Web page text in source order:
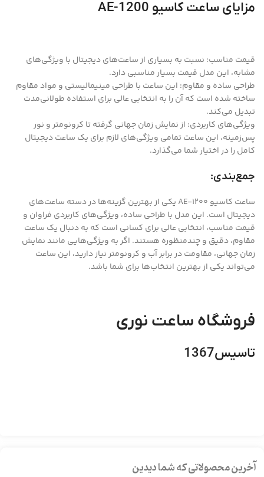
مزایای ساعت کاسیو AE-1200
قیمت مناسب: نسبت به بسیاری از ساعت‌های دیجیتال با ویژگی‌های
مشابه، این مدل قیمت بسیار مناسبی دارد.
طراحی ساده و مقاوم: این ساعت با طراحی مینیمالیستی و مواد مقاوم
ساخته شده است که آن را به انتخابی عالی برای استفاده طولانی‌مدت
تبدیل می‌کند.
ویژگی‌های کاربردی: از نمایش زمان جهانی گرفته تا کرونومتر و نور
پس‌زمینه، این ساعت تمامی ویژگی‌های لازم برای یک ساعت دیجیتال
کامل را در اختیار شما می‌گذارد.
جمع‌بندی:
ساعت کاسیو AE-1200 یکی از بهترین گزینه‌ها در دسته ساعت‌های
دیجیتال است. این مدل با طراحی ساده، ویژگی‌های کاربردی فراوان و
قیمت مناسب، انتخابی عالی برای کسانی است که به دنبال یک ساعت
مقاوم، دقیق و چندمنظوره هستند. اگر به ویژگی‌هایی مانند نمایش
زمان جهانی، مقاومت در برابر آب و کرونومتر نیاز دارید، این ساعت
می‌تواند یکی از بهترین انتخاب‌ها برای شما باشد.
فروشگاه ساعت نوری
تاسیس1367
آخرین محصولاتی که شما دیدین